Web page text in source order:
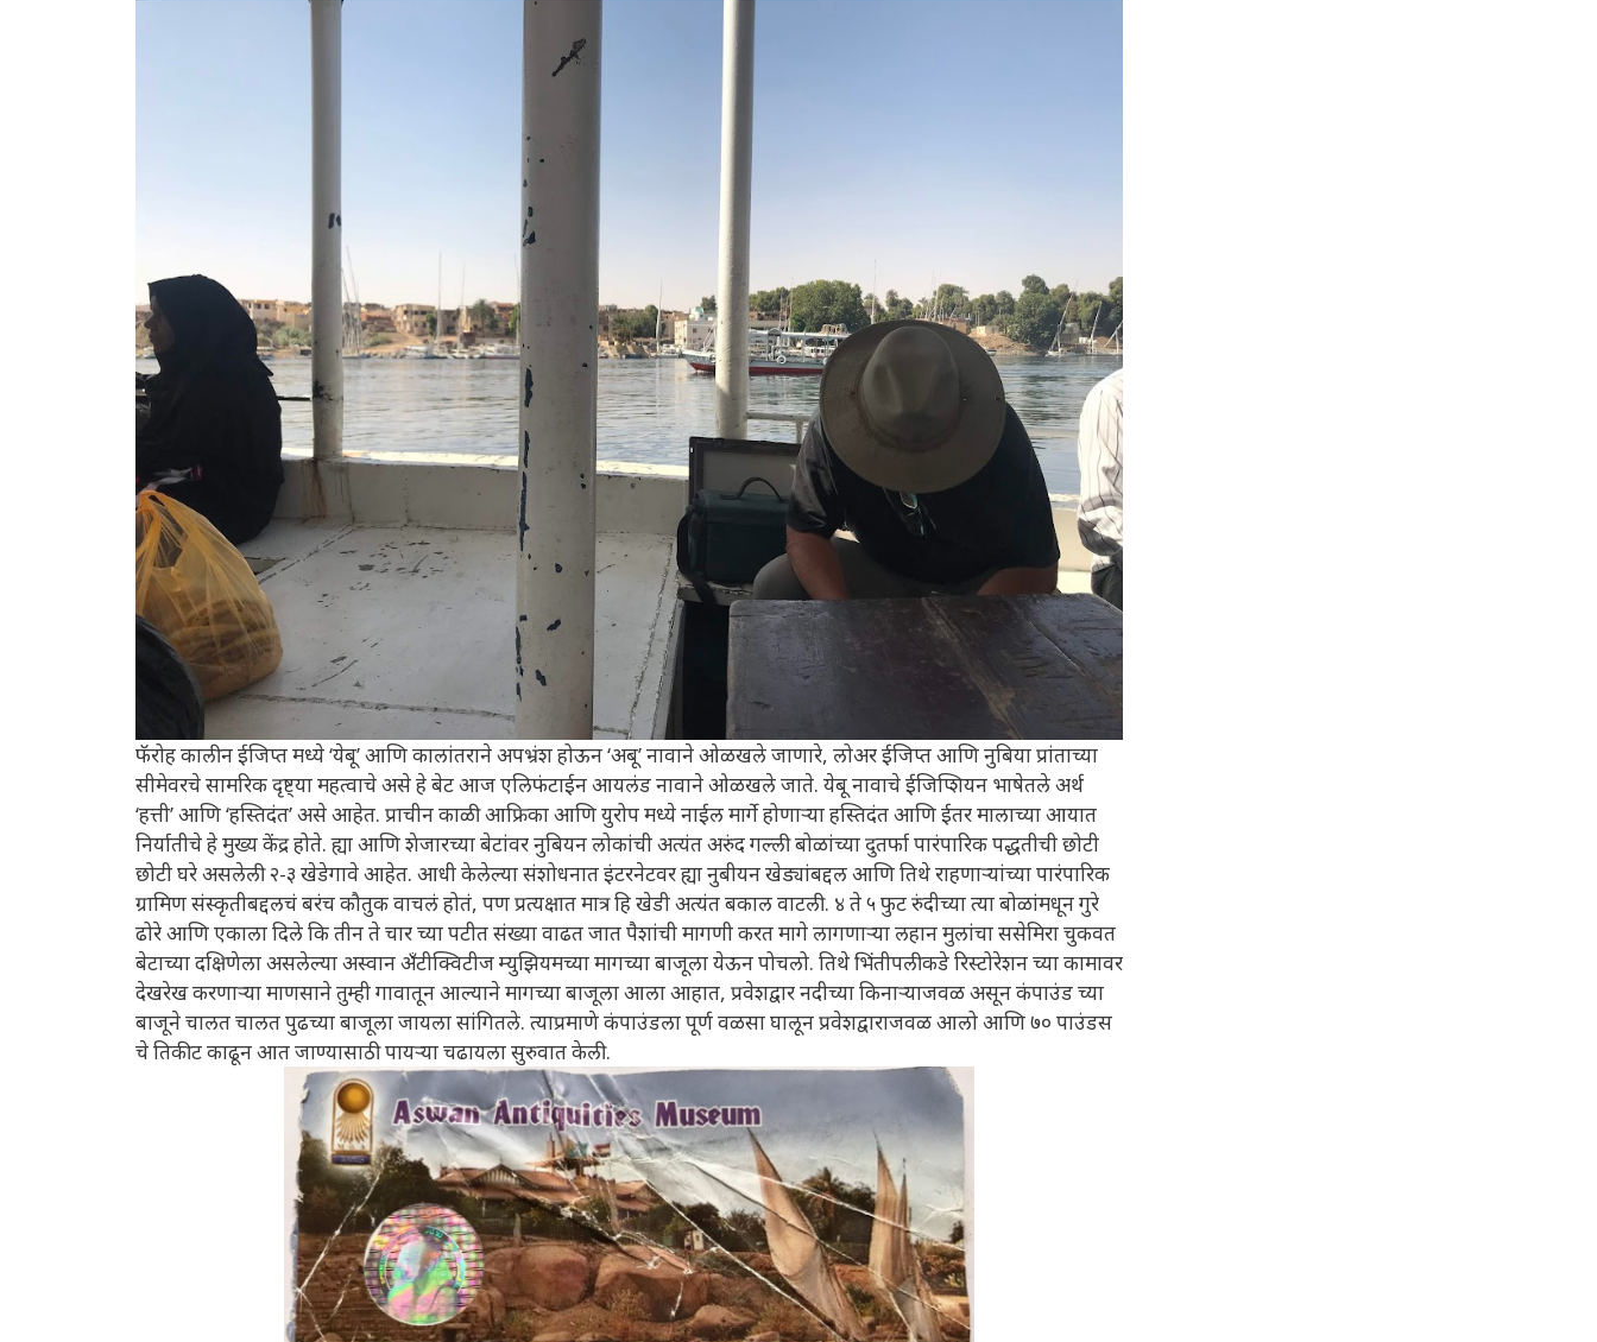
फॅरोह कालीन ईजिप्त मध्ये ‘येबू’ आणि कालांतराने अपभ्रंश होऊन ‘अबू’ नावाने ओळखले जाणारे, लोअर ईजिप्त आणि नुबिया प्रांताच्या
सीमेवरचे सामरिक दृष्ट्या महत्वाचे असे हे बेट आज एलिफंटाईन आयलंड नावाने ओळखले जाते. येबू नावाचे ईजिप्शियन भाषेतले अर्थ
‘हत्ती’ आणि ‘हस्तिदंत’ असे आहेत. प्राचीन काळी आफ्रिका आणि युरोप मध्ये नाईल मार्गे होणाऱ्या हस्तिदंत आणि ईतर मालाच्या आयात
निर्यातीचे हे मुख्य केंद्र होते. ह्या आणि शेजारच्या बेटांवर नुबियन लोकांची अत्यंत अरुंद गल्ली बोळांच्या दुतर्फा पारंपारिक पद्धतीची छोटी
छोटी घरे असलेली २-३ खेडेगावे आहेत. आधी केलेल्या संशोधनात इंटरनेटवर ह्या नुबीयन खेड्यांबद्दल आणि तिथे राहणाऱ्यांच्या पारंपारिक
ग्रामिण संस्कृतीबद्दलचं बरंच कौतुक वाचलं होतं, पण प्रत्यक्षात मात्र हि खेडी अत्यंत बकाल वाटली. ४ ते ५ फुट रुंदीच्या त्या बोळांमधून गुरे
ढोरे आणि एकाला दिले कि तीन ते चार च्या पटीत संख्या वाढत जात पैशांची मागणी करत मागे लागणाऱ्या लहान मुलांचा ससेमिरा चुकवत
बेटाच्या दक्षिणेला असलेल्या अस्वान अँटीक्विटीज म्युझियमच्या मागच्या बाजूला येऊन पोचलो. तिथे भिंतीपलीकडे रिस्टोरेशन च्या कामावर
देखरेख करणाऱ्या माणसाने तुम्ही गावातून आल्याने मागच्या बाजूला आला आहात, प्रवेशद्वार नदीच्या किनाऱ्याजवळ असून कंपाउंड च्या
बाजूने चालत चालत पुढच्या बाजूला जायला सांगितले. त्याप्रमाणे कंपाउंडला पूर्ण वळसा घालून प्रवेशद्वाराजवळ आलो आणि ७० पाउंडस
चे तिकीट काढून आत जाण्यासाठी पायऱ्या चढायला सुरुवात केली.